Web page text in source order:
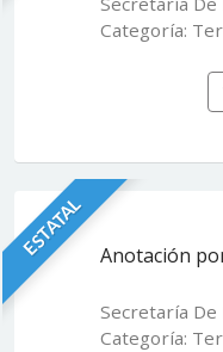
Categoría:
ESTATAL Anotación
Secretaría De
Categoría: